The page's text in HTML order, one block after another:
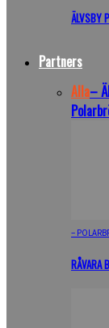
ÄLVSBY
Partners
Alla–
–
RÅVARA